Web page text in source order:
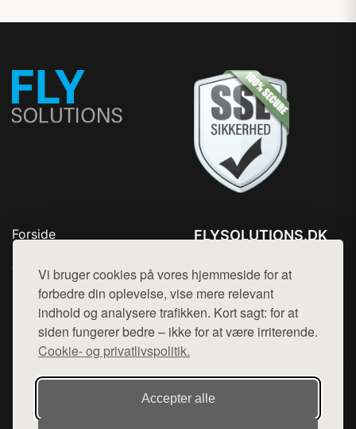
Vi bruger cookies på vores hjemmeside for at
forbedre din oplevelse, vise mere relevant
indhold og analysere trafikken. Kort sagt: for at
siden fungerer bedre – ikke for at være irriterende.
Cookie- og privatlivspolitik.
Accepter alle
Forside
Top Rabatter
Blog
Kontakt
FLYSOLUTIONS.DK
Mail: hej@want.dk
Cookie- og privatlivspolitik
Denne side er en del af want.dk, der udgiver en række
hjemmesider med præsentation af forskellige produkter fra